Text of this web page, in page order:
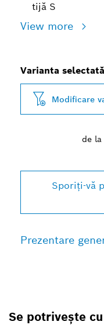
tijă S
View more
Varianta selectată
Modificare
de la
Sporiți-vă
Prezentare
Se potrivește